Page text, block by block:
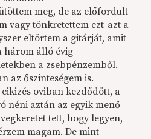
meg, de az előfordult
vagy tönkretettem ezt-azt a
eltörtem a gitárját, amit
három álló évig
a zsebpénzemből.
az őszinteségem is.
oviban kezdődött, a
néni aztán az egyik menő
tett, hogy legyen,
magam. De mint